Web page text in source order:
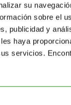
su
sobre el
publicidad y
haya
servicios.
en verano:
residuos de tu
periodos de
guía